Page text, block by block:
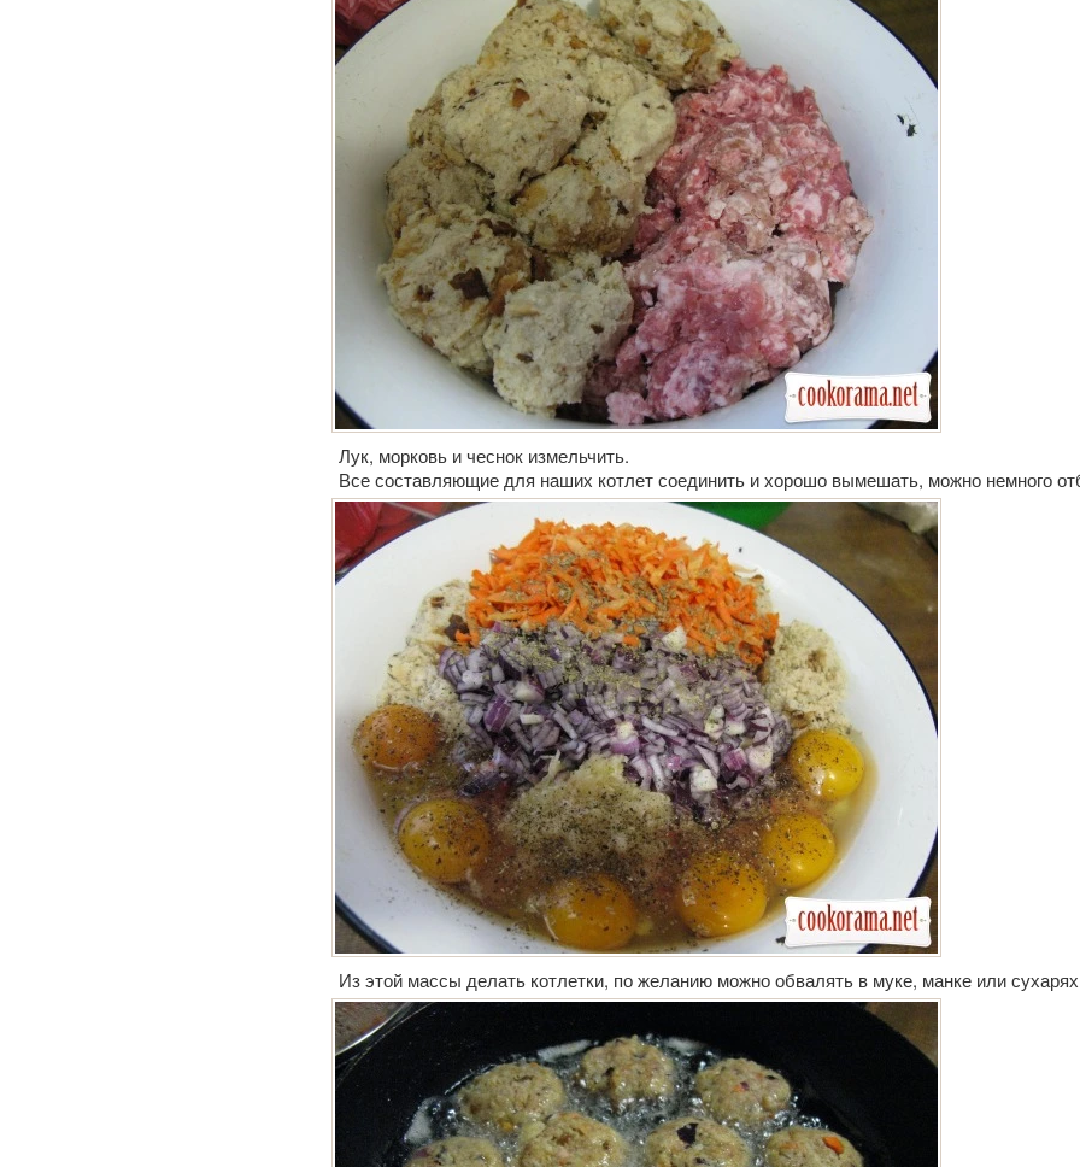
Лук, морковь и чеснок измельчить.
Все составляющие для наших котлет соединить и хорошо вымешать, можно немного
Из этой массы делать котлетки, по желанию можно обвалять в муке, манке или